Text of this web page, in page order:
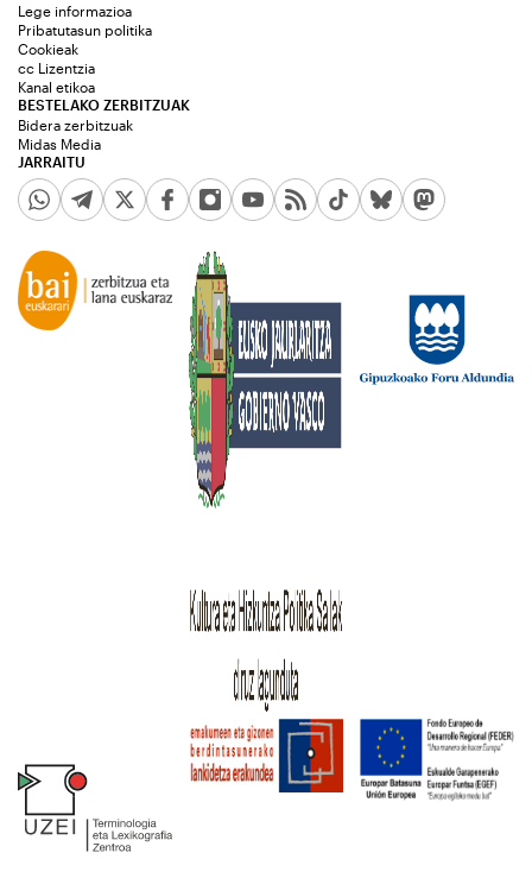
JARRAITU
Lege informazioa
Pribatutasun politika
Cookieak
cc Lizentzia
Kanal etikoa
BESTELAKO ZERBITZUAK
Bidera zerbitzuak
Midas Media